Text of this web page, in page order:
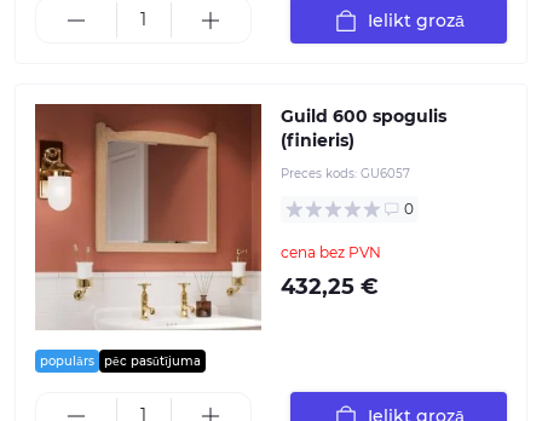
Ielikt grozā
populārs pēc pasūtījuma
Guild 600 spogulis
(finieris)
Preces kods: GU6057
0
cena bez PVN
432,25 €
Ielikt grozā